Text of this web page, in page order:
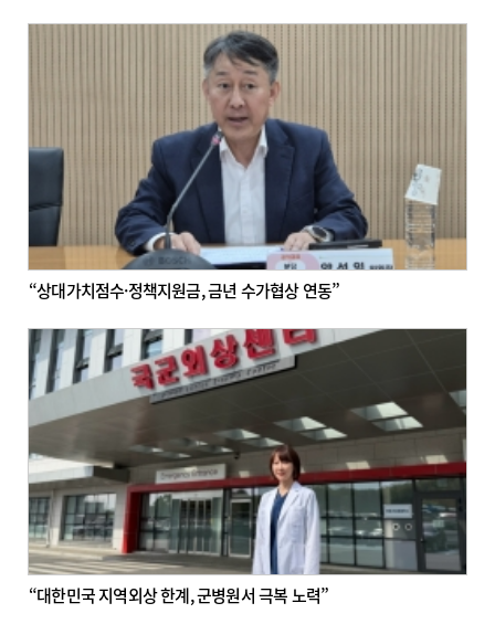
“상대가치점수·정책지원금, 금년 수가협상 연동”
“대한민국 지역외상 한계, 군병원서 극복 노력”